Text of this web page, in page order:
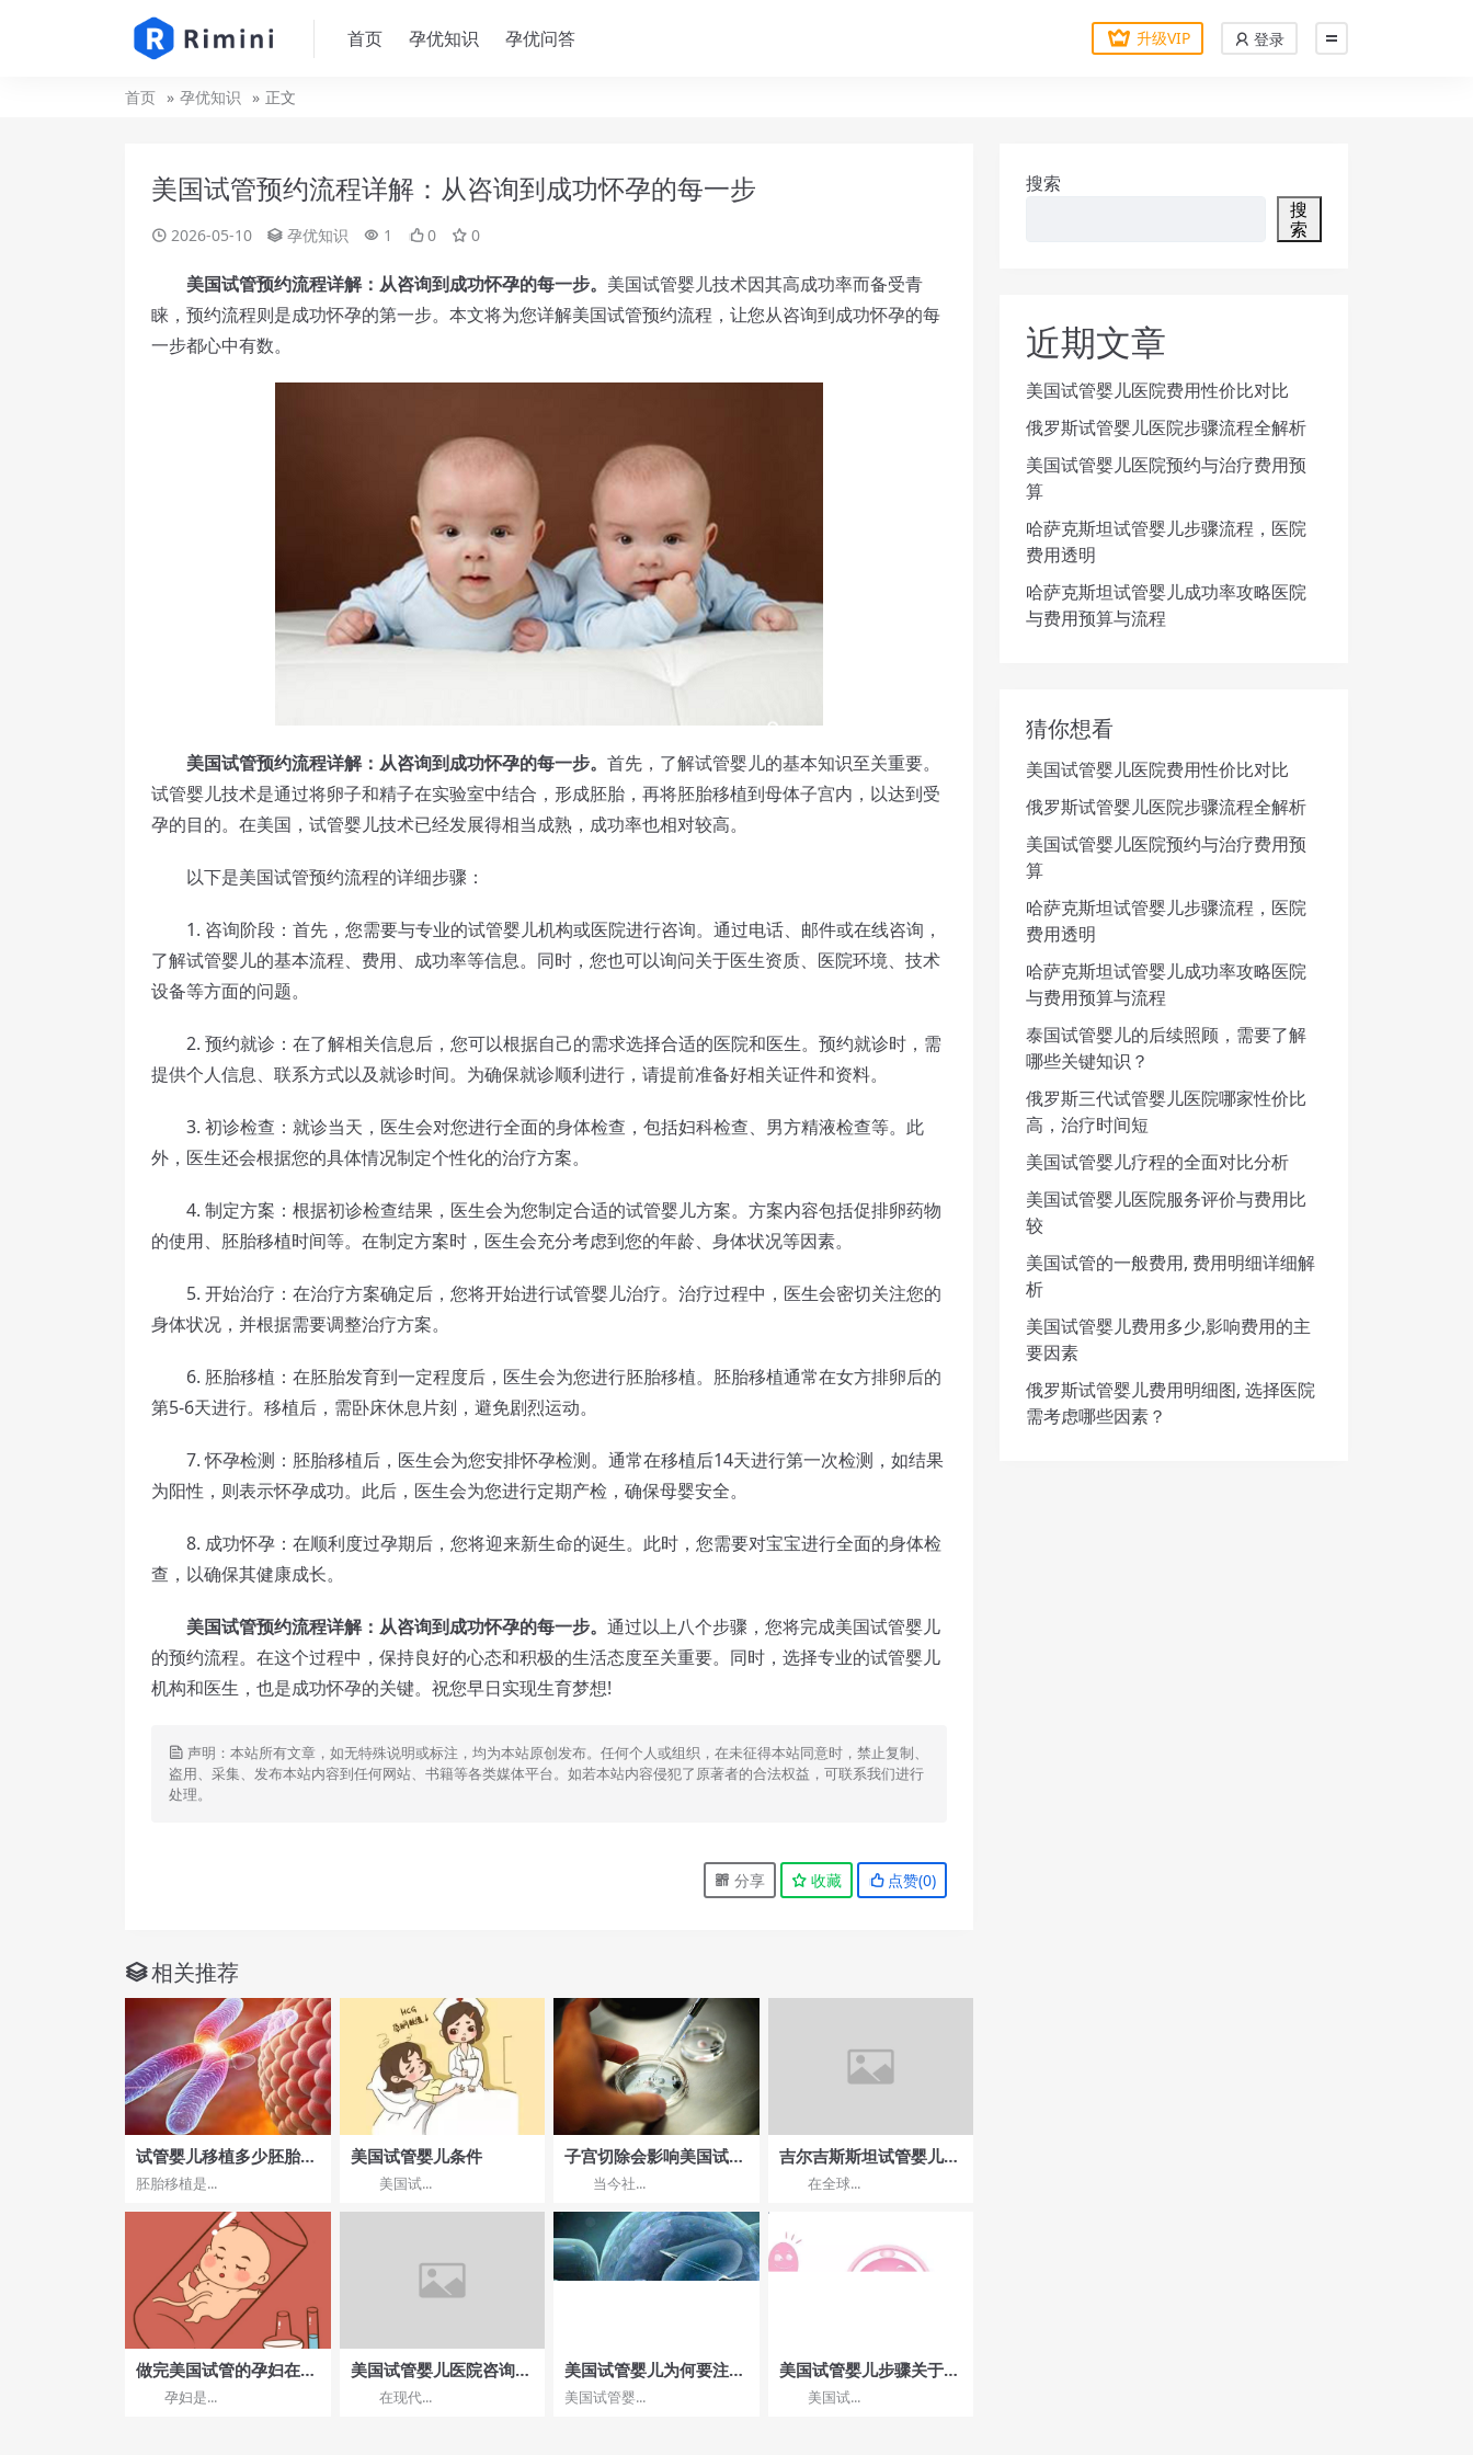
首页 孕优知识 孕优问答 升级VIP 登录
首页 孕优知识 正文
美国试管预约流程详解：从咨询到成功怀孕的每一步
2026-05-10 孕优知识 1 0 0
美国试管预约流程详解：从咨询到成功怀孕的每一步。 美国试管婴儿技术因其高成功率而备受青
睐，预约流程则是成功怀孕的第一步。本文将为您详解美国试管预约流程，让您从咨询到成功怀孕的每
一步都心中有数。
美国试管预约流程详解：从咨询到成功怀孕的每一步。 首先，了解试管婴儿的基本知识至关重要。
试管婴儿技术是通过将卵子和精子在实验室中结合，形成胚胎，再将胚胎移植到母体子宫内，以达到受
孕的目的。在美国，试管婴儿技术已经发展得相当成熟，成功率也相对较高。
以下是美国试管预约流程的详细步骤：
1. 咨询阶段：首先，您需要与专业的试管婴儿机构或医院进行咨询。通过电话、邮件或在线咨询，
了解试管婴儿的基本流程、费用、成功率等信息。同时，您也可以询问关于医生资质、医院环境、技术
设备等方面的问题。
2. 预约就诊：在了解相关信息后，您可以根据自己的需求选择合适的医院和医生。预约就诊时，需
提供个人信息、联系方式以及就诊时间。为确保就诊顺利进行，请提前准备好相关证件和资料。
3. 初诊检查：就诊当天，医生会对您进行全面的身体检查，包括妇科检查、男方精液检查等。此
外，医生还会根据您的具体情况制定个性化的治疗方案。
4. 制定方案：根据初诊检查结果，医生会为您制定合适的试管婴儿方案。方案内容包括促排卵药物
的使用、胚胎移植时间等。在制定方案时，医生会充分考虑到您的年龄、身体状况等因素。
5. 开始治疗：在治疗方案确定后，您将开始进行试管婴儿治疗。治疗过程中，医生会密切关注您的
身体状况，并根据需要调整治疗方案。
6. 胚胎移植：在胚胎发育到一定程度后，医生会为您进行胚胎移植。胚胎移植通常在女方排卵后的
第5-6天进行。移植后，需卧床休息片刻，避免剧烈运动。
7. 怀孕检测：胚胎移植后，医生会为您安排怀孕检测。通常在移植后14天进行第一次检测，如结果
为阳性，则表示怀孕成功。此后，医生会为您进行定期产检，确保母婴安全。
8. 成功怀孕：在顺利度过孕期后，您将迎来新生命的诞生。此时，您需要对宝宝进行全面的身体检
查，以确保其健康成长。
美国试管预约流程详解：从咨询到成功怀孕的每一步。 通过以上八个步骤，您将完成美国试管婴儿
的预约流程。在这个过程中，保持良好的心态和积极的生活态度至关重要。同时，选择专业的试管婴儿
机构和医生，也是成功怀孕的关键。祝您早日实现生育梦想!
声明：本站所有文章，如无特殊说明或标注，均为本站原创发布。任何个人或组织，在未征得本站同意时，禁止复制、
盗用、采集、发布本站内容到任何网站、书籍等各类媒体平台。如若本站内容侵犯了原著者的合法权益，可联系我们进行
处理。
分享 收藏 点赞(0)
相关推荐
试管婴儿移植多少胚胎
好？移植多少胚胎好？
胚胎移植是...
美国试管婴儿条件
美国试...
子宫切除会影响美国试管
婴儿促排卵吗
当今社...
吉尔吉斯斯坦试管婴儿治
疗费用：如何进行性价比
比较？
在全球...
做完美国试管的孕妇在饮
食上需要注意什么?
孕妇是...
美国试管婴儿医院咨询渠
在现代...
美国试管婴儿为何要注射
黄体酮？
美国试管婴...
美国试管婴儿步骤关于胚
胎移植注意事项?
美国试...
搜索
搜
索
近期文章
美国试管婴儿医院费用性价比对比
俄罗斯试管婴儿医院步骤流程全解析
美国试管婴儿医院预约与治疗费用预
算
哈萨克斯坦试管婴儿步骤流程，医院
费用透明
哈萨克斯坦试管婴儿成功率攻略医院
与费用预算与流程
猜你想看
美国试管婴儿医院费用性价比对比
俄罗斯试管婴儿医院步骤流程全解析
美国试管婴儿医院预约与治疗费用预
算
哈萨克斯坦试管婴儿步骤流程，医院
费用透明
哈萨克斯坦试管婴儿成功率攻略医院
与费用预算与流程
泰国试管婴儿的后续照顾，需要了解
哪些关键知识？
俄罗斯三代试管婴儿医院哪家性价比
高，治疗时间短
美国试管婴儿疗程的全面对比分析
美国试管婴儿医院服务评价与费用比
较
美国试管的一般费用, 费用明细详细解
析
美国试管婴儿费用多少,影响费用的主
要因素
俄罗斯试管婴儿费用明细图, 选择医院
需考虑哪些因素？